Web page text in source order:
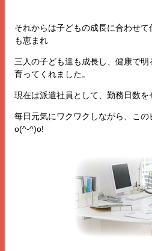
それからは子どもの成長に合わせ
も恵まれ
三人の子ども達も成長し、健康で
育ってくれました。
現在は派遣社員として、勤務日数を
毎日元気にワクワクしながら、こ
o(^-^)o!